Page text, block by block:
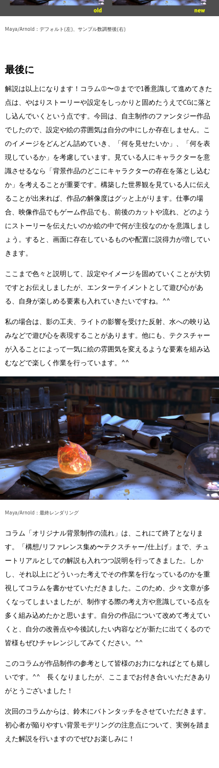
Maya/Arnold：デフォルト(左)、サンプル数調整後(右)
最後に
解説は以上になります！コラム①〜③までで1番意識して進めてきた
点は、やはりストーリーや設定をしっかりと固めたうえでCGに落と
し込んでいくという点です。今回は、自主制作のファンタジー作品
でしたので、設定や絵の雰囲気は自分の中にしか存在しません。こ
のイメージをどんどん詰めていき、「何を見せたいか」、「何を表
現しているか」を考慮しています。見ている人にキャラクターを意
識させるなら「背景作品のどこにキャラクターの存在を落とし込む
か」を考えることが重要です。構築した世界観を見ている人に伝え
ることが出来れば、作品の解像度はグッと上がります。仕事の場
合、映像作品でもゲーム作品でも、前後のカットや流れ、どのよう
にストーリーを伝えたいのか絵の中で何が主役なのかを意識しまし
ょう。すると、画面に存在しているものや配置に説得力が増してい
きます。
ここまで色々と説明して、設定やイメージを固めていくことが大切
ですとお伝えしましたが、エンターテイメントとして遊び心があ
る、自身が楽しめる要素も入れていきたいですね。^^
私の場合は、影の工夫、ライトの影響を受けた反射、水への映り込
みなどで遊び心を表現することがあります。他にも、テクスチャー
が入ることによって一気に絵の雰囲気を変えるような要素を組み込
むなどで楽しく作業を行っています。^^
Maya/Arnold：最終レンダリング
コラム「オリジナル背景制作の流れ」は、これにて終了となりま
す。「構想/リファレンス集め〜テクスチャー/仕上げ」まで、チュ
ートリアルとしての解説も入れつつ説明を行ってきました。しか
し、それ以上にどういった考えでその作業を行なっているのかを重
視してコラムを書かせていただきました。このため、少々文章が多
くなってしまいましたが、制作する際の考え方や意識している点を
多く組み込めたかと思います。自分の作品について改めて考えてい
くと、自分の改善点や今後試したい内容などが新たに出てくるので
皆様もぜひチャレンジしてみてください。^^
このコラムが作品制作の参考として皆様のお力になればとても嬉し
いです。^^ 長くなりましたが、ここまでお付き合いいただきあり
がとうございました！
次回のコラムからは、鈴木にバトンタッチをさせていただきます。
初心者が陥りやすい背景モデリングの注意点について、実例を踏ま
えた解説を行いますのでぜひお楽しみに！